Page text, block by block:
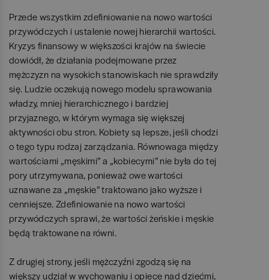
Przede wszystkim zdefiniowanie na nowo wartości
przywódczych i ustalenie nowej hierarchii wartości.
Kryzys finansowy w większości krajów na świecie
dowiódł, że działania podejmowane przez
mężczyzn na wysokich stanowiskach nie sprawdziły
się. Ludzie oczekują nowego modelu sprawowania
władzy, mniej hierarchicznego i bardziej
przyjaznego, w którym wymaga się większej
aktywności obu stron. Kobiety są lepsze, jeśli chodzi
o tego typu rodzaj zarządzania. Równowaga między
wartościami „męskimi” a „kobiecymi” nie była do tej
pory utrzymywana, ponieważ owe wartości
uznawane za „męskie” traktowano jako wyższe i
cenniejsze. Zdefiniowanie na nowo wartości
przywódczych sprawi, że wartości żeńskie i męskie
będą traktowane na równi.
Z drugiej strony, jeśli mężczyźni zgodzą się na
większy udział w wychowaniu i opiece nad dziećmi,